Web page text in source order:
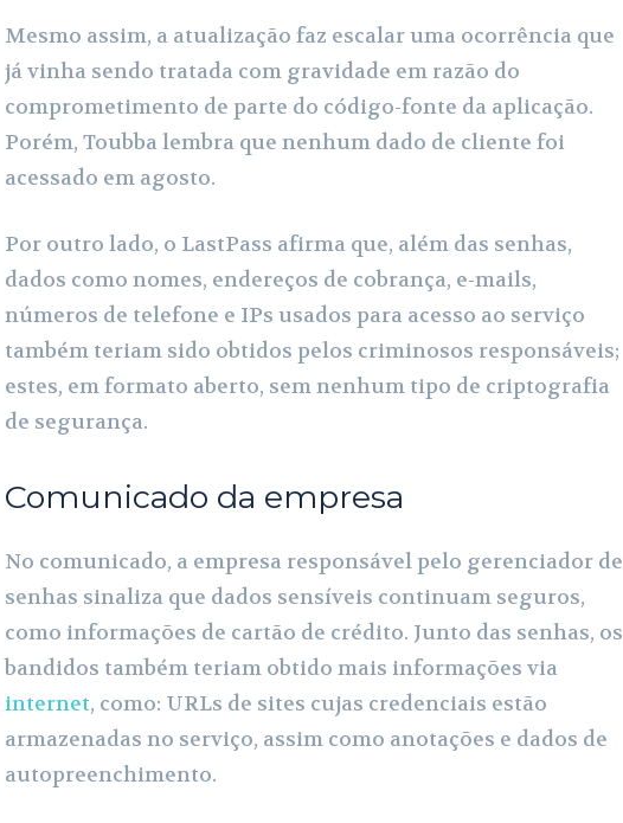
Mesmo assim, a atualização faz escalar uma ocorrência que
já vinha sendo tratada com gravidade em razão do
comprometimento de parte do código-fonte da aplicação.
Porém, Toubba lembra que nenhum dado de cliente foi
acessado em agosto.
Por outro lado, o LastPass afirma que, além das senhas,
dados como nomes, endereços de cobrança, e-mails,
números de telefone e IPs usados para acesso ao serviço
também teriam sido obtidos pelos criminosos responsáveis;
estes, em formato aberto, sem nenhum tipo de criptografia
de segurança.
Comunicado da empresa
No comunicado, a empresa responsável pelo gerenciador de
senhas sinaliza que dados sensíveis continuam seguros,
como informações de cartão de crédito. Junto das senhas, os
bandidos também teriam obtido mais informações via
internet, como: URLs de sites cujas credenciais estão
armazenadas no serviço, assim como anotações e dados de
autopreenchimento.